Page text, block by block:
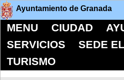
Ayuntamiento de Granada
MENU CIUDAD
SERVICIOS
SEDE
TURISMO